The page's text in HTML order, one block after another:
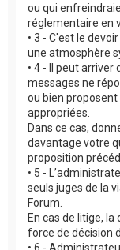
ou qui
réglementaire en
• 3 - C'est le
une atmosphère
• 4 - Il peut
messages ne
ou bien
appropriées.
Dans ce cas,
davantage votre
proposition
• 5 -
seuls juges de la
Forum.
En cas de litige,
force de décision